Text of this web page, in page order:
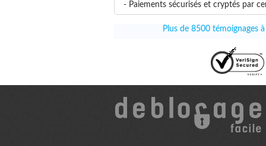
- Paiements sécurisés et cryptés par
Plus de 8500 témoignages